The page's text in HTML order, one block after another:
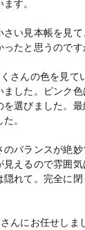
す。
さい見本帳を見
たと思うので
さんの色を見て
した。ピンク
選びました。
。
のバランスが絶
見えるので雰囲
隠れて。完全に
んにお任せしま